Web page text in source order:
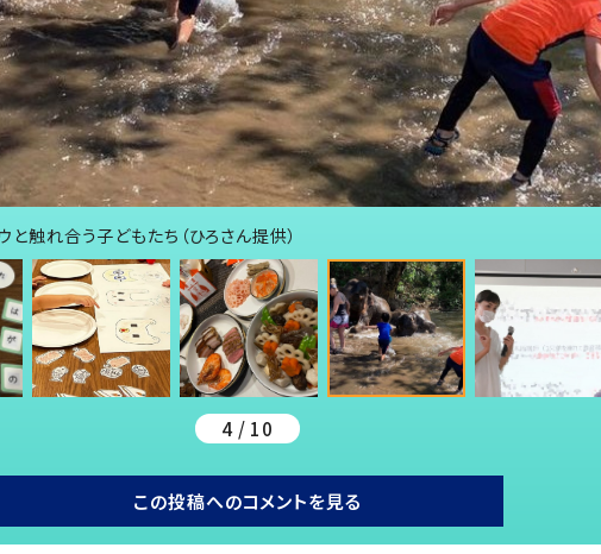
と触れ合う子どもたち（ひろさん提供）
4 / 10
この投稿へのコメントを見る